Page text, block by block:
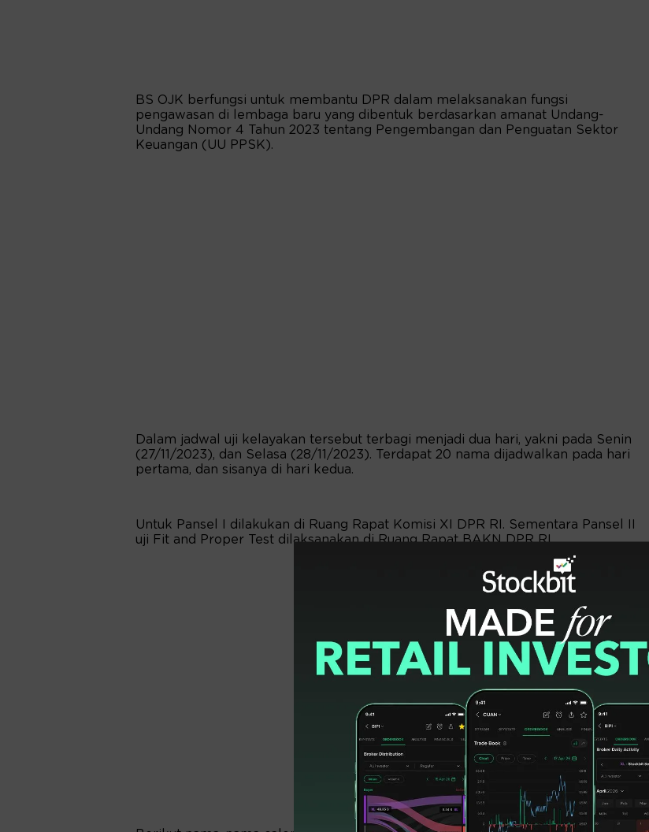
BS OJK berfungsi untuk membantu DPR dalam melaksanakan fungsi
pengawasan di lembaga baru yang dibentuk berdasarkan amanat Undang-
Undang Nomor 4 Tahun 2023 tentang Pengembangan dan Penguatan Sektor
Keuangan (UU PPSK).
Dalam jadwal uji kelayakan tersebut terbagi menjadi dua hari, yakni pada Senin
(27/11/2023), dan Selasa (28/11/2023). Terdapat 20 nama dijadwalkan pada hari
pertama, dan sisanya di hari kedua.
Untuk Pansel I dilakukan di Ruang Rapat Komisi XI DPR RI. Sementara Pansel II
uji Fit and Proper Test dilaksanakan di Ruang Rapat BAKN DPR RI.